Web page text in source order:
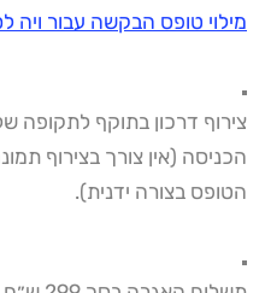
מילוי טופס הבקשה עבור ויה
הכניסה (אין צורך בצירוף
הטופס בצורה ידנית).